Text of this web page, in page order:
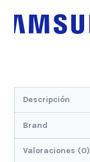
Descripción
Brand
Valoraciones (0)